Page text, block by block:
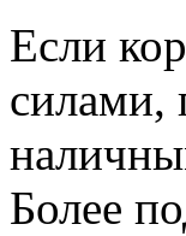
Если
силами,
Более